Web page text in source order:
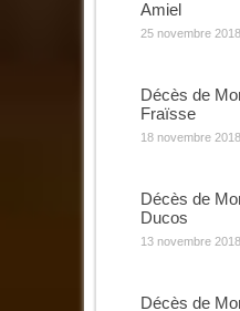
Amiel
25 novembre 2018
Décès de
Fraïsse
18 novembre 2018
Décès de
Ducos
13 novembre 2018
Décès de